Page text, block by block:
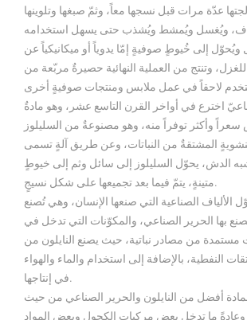
ويُغسل ويُمشط ويُشذب حتى يسهل استخدامه
ويُحوّل إلى خُيوطٍ صوفيةٍ إمّا يدوياً أو ميكانيكياً عن
وتنتج من العملية النهائية حصيرةٌ مربّعة من
اخترع في أواخر القرن التاسع عشر، وهو مادةٌ
سعراً وأكثر توفراً منه، وهو مصنوعةٌ من السليلوز
المشتقةٌ من النباتات، وعن طريق آلةٍ تسمى
الدش، يحوّل السليلوز إلى سائل وثم إلى خيوطٍ
متينةٍ، يتمّ فيما بعد تجميعها على شكل نسيجٍ.
أوّل الألياف الصناعية التي صنعها الإنسان، وهي تُصنع
بها الحرير الصناعي، والمكوّنات التي تدخل في
مستمدة من مصادر نباتية، حيث يصنع النايلون من
النفطية، بالإضافة إلى استخدام والماء والهواء
في إنتاجها.
أفضل من النايلون والحرير الصناعي من حيث
وعادةً ما تدخل بعض مركبات الكحول وبعض المواد